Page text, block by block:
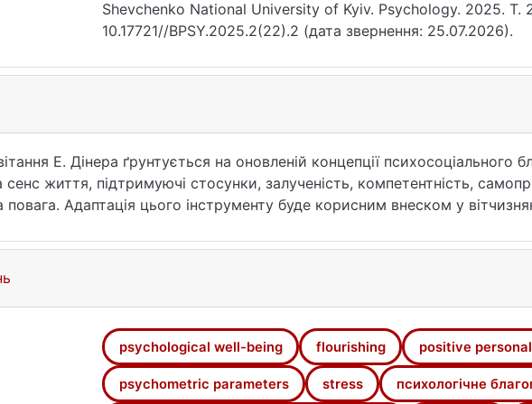
Shevchenko National University of Kyiv. Psychology. 2025.
10.17721//BPSY.2025.2(22).2 (дата звернення: 25.07.2026).
Е. Дінера ґрунтується на оновленій концепції психосоціального
сенс життя, підтримуючі стосунки, залученість, компетентність,
Адаптація цього інструменту буде корисним внеском у
2024-2025 рр. Вибірку склали 1254 особи віком від 10 до 82 років
більшість учасників (77,3 %) представляли жінки.
методика має високі показники внутрішньої узгодженості (α
склав 0,87). Дані конфірматорного та експлораторного
шкали, що відповідає теоретичній моделі. Ретестова надійність
з інтервалом 8 тижнів; кореляція двох оцінок склала 0,55, що означає
валідність підтверджена очікуваними прямими кореляціями
явищами: оцінками задоволеності життям, усіма складовими
psychological well-being flourishing positive
psychometric parameters stress психологічне